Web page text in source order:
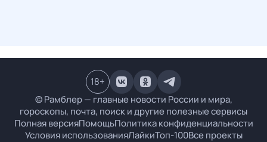
© Рамблер — главные новости России и мира,
гороскопы, почта, поиск и другие полезные сервисы
Полная версияПомощьПолитика конфиденциальности
Условия использованияЛайкиТоп-100Все проекты
18+